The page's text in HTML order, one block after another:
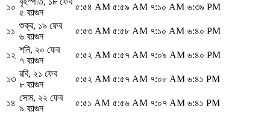
১০
৫ ফাল্গুন
৫:৫৪ AM ৫:৫৯ AM ৭:১০ AM ৬:৩৯ PM
১১
শুক্র, ১৯ ফেব
৬ ফাল্গুন
৫:৫৩ AM ৫:৫৮ AM ৭:১০ AM ৬:৪০ PM
১২
শনি, ২০ ফেব
৭ ফাল্গুন
৫:৫২ AM ৫:৫৭ AM ৭:০৯ AM ৬:৪০ PM
১৩
রবি, ২১ ফেব
৮ ফাল্গুন
৫:৫২ AM ৫:৫৭ AM ৭:০৮ AM ৬:৪১ PM
১৪
সোম, ২২ ফেব
৯ ফাল্গুন
৫:৫১ AM ৫:৫৬ AM ৭:০৭ AM ৬:৪১ PM